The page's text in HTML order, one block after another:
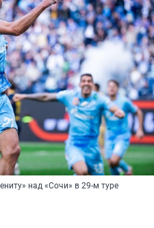
над «Сочи» в 29-м туре